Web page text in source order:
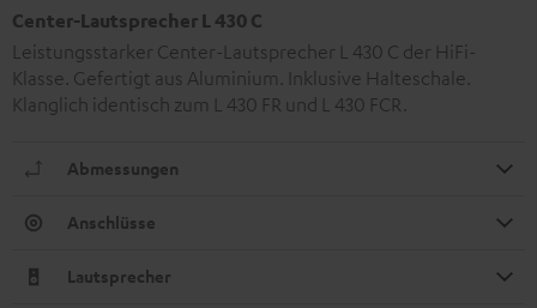
Center-Lautsprecher L 430 C
Leistungsstarker Center-Lautsprecher L 430 C der HiFi-
Klasse. Gefertigt aus Aluminium. Inklusive Halteschale.
Klanglich identisch zum L 430 FR und L 430 FCR.
Abmessungen
Anschlüsse
Lautsprecher